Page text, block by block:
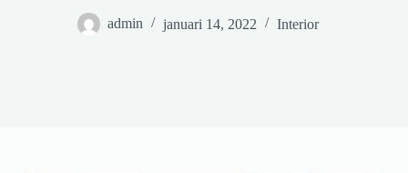
admin januari 14, 2022 Interior